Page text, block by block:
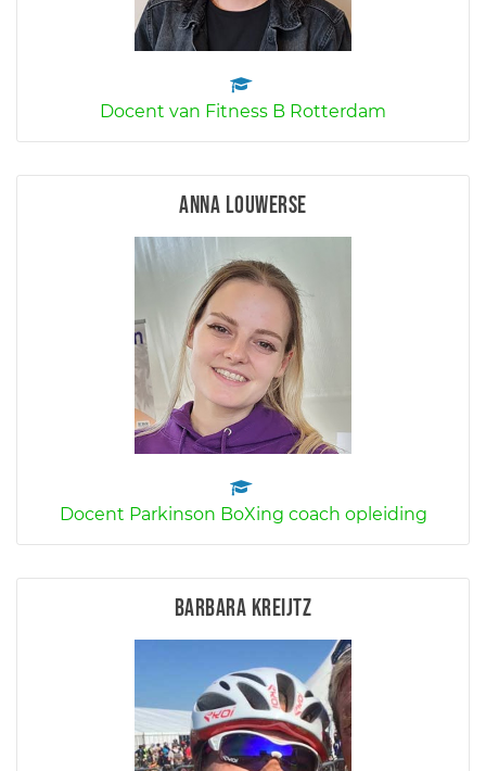
Docent van Fitness B Rotterdam
Anna Louwerse
Docent Parkinson BoXing coach opleiding
Barbara Kreijtz